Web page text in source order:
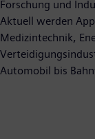
Forschung und
Aktuell werden
Medizintechnik,
Automobil bis